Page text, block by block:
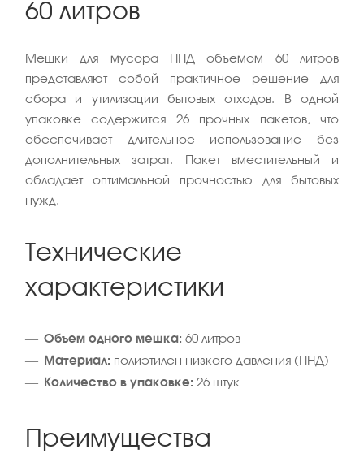
60 литров
Мешки для мусора ПНД объемом 60 литров
представляют собой практичное решение для
сбора и утилизации бытовых отходов. В одной
упаковке содержится 26 прочных пакетов, что
обеспечивает длительное использование без
дополнительных затрат. Пакет вместительный и
обладает оптимальной прочностью для бытовых
нужд.
Технические
характеристики
Объем одного мешка: 60 литров
Материал: полиэтилен низкого давления (ПНД)
Количество в упаковке: 26 штук
Преимущества